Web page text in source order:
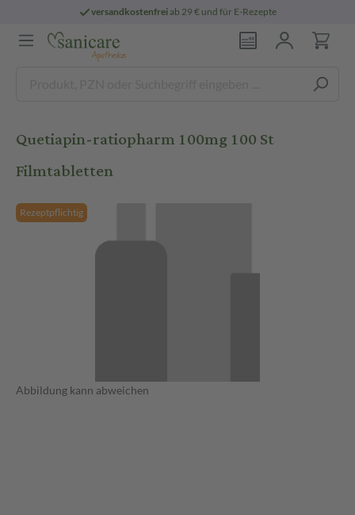
versandkostenfreiab 29 € und für E-Rezepte
Quetiapin-ratiopharm 100mg 100 St
Filmtabletten
Rezeptpflichtig
Abbildung kann abweichen